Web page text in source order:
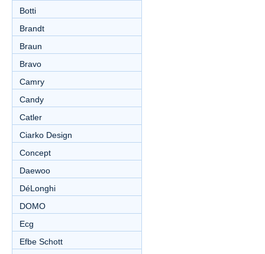
Botti
Brandt
Braun
Bravo
Camry
Candy
Catler
Ciarko Design
Concept
Daewoo
DéLonghi
DOMO
Ecg
Efbe Schott